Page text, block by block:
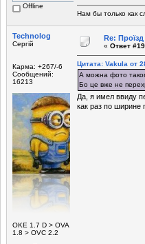
Offline
Нам бы только как
Technolog
Сергій
Карма: +267/-6
Сообщений:
16213
ОKE 1.7 D > OVA
1.8 > OVC 2.2
Re: Проїзд
« Ответ
Цитата: Vakula от
А можна фото
Бо це вже не
Да, я имел ввиду
как раз по ширине